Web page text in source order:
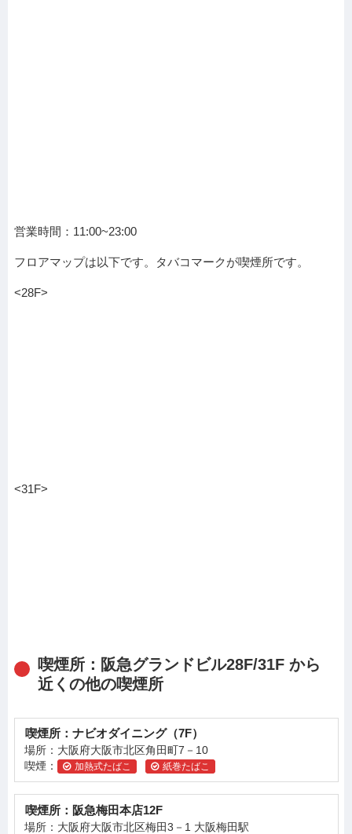
営業時間：11:00~23:00
フロアマップは以下です。タバコマークが喫煙所です。
<28F>
<31F>
喫煙所：阪急グランドビル28F/31F から
近くの他の喫煙所
喫煙所：ナビオダイニング（7F）
場所：大阪府大阪市北区角田町7－10
喫煙：
加熱式たばこ 紙巻たばこ
喫煙所：阪急梅田本店12F
場所：大阪府大阪市北区梅田3－1 大阪梅田駅